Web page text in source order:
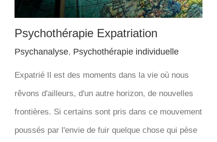
Psychothérapie Expatriation
Psychanalyse, Psychothérapie individuelle
Expatrié Il est des moments dans la vie où nous
rêvons d'ailleurs, d'un autre horizon, de nouvelles
frontières. Si certains sont pris dans ce mouvement
poussés par l'envie de fuir quelque chose qui pèse